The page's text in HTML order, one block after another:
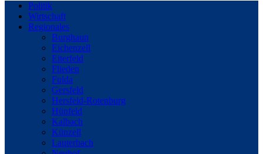
Politik
Wirtschaft
Regionales
Burghaun
Eichenzell
Eiterfeld
Flieden
Fulda
Gersfeld
Hersfeld-Rotenburg
Hünfeld
Kalbach
Künzell
Lauterbach